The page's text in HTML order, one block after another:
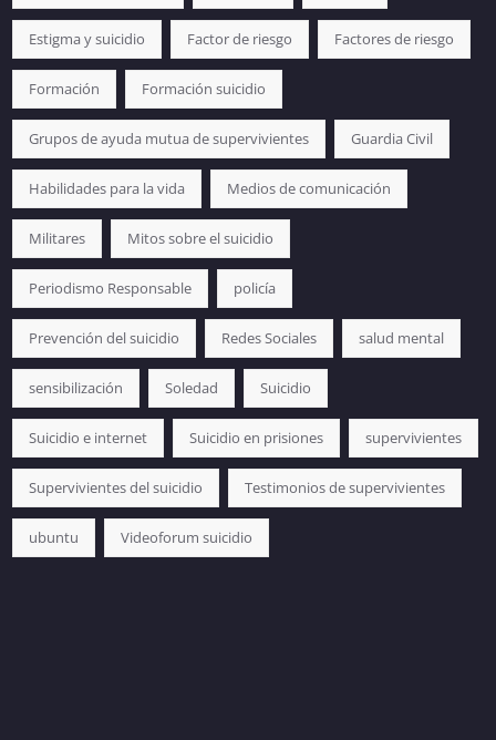
Estigma y suicidio Factor de riesgo Factores de riesgo
Formación Formación suicidio
Grupos de ayuda mutua de supervivientes Guardia Civil
Habilidades para la vida Medios de comunicación
Militares Mitos sobre el suicidio
Periodismo Responsable policía
Prevención del suicidio Redes Sociales salud mental
sensibilización Soledad Suicidio
Suicidio e internet Suicidio en prisiones supervivientes
Supervivientes del suicidio Testimonios de supervivientes
ubuntu Videoforum suicidio